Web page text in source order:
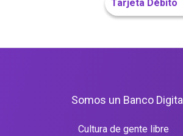
Tarjeta Débito
Somos un Banco Digital
Cultura de gente libre